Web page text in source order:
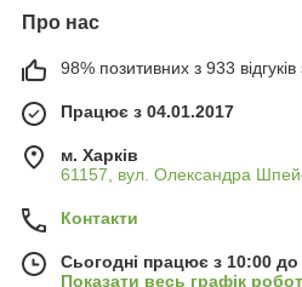
Про нас
98% позитивних з 933 відгуків
Працює з 04.01.2017
м. Харків
61157, вул. Олександра
Контакти
Сьогодні працює з 10:00 до
Показати весь графік